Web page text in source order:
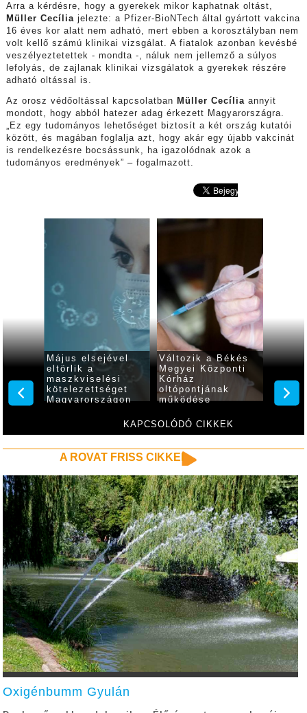
Arra a kérdésre, hogy a gyerekek mikor kaphatnak oltást,
Müller Cecília jelezte: a Pfizer-BioNTech által gyártott vakcina
16 éves kor alatt nem adható, mert ebben a korosztályban nem
volt kellő számú klinikai vizsgálat. A fiatalok azonban kevésbé
veszélyeztetettek - mondta -, náluk nem jellemző a súlyos
lefolyás, de zajlanak klinikai vizsgálatok a gyerekek részére
adható oltással is.
Az orosz védőoltással kapcsolatban Müller Cecíliaannyit
mondott, hogy abból hatezer adag érkezett Magyarországra.
„Ez egy tudományos lehetőséget biztosít a két ország kutatói
között, és magában foglalja azt, hogy akár egy újabb vakcinát
is rendelkezésre bocsássunk, ha igazolódnak azok a
tudományos eredmények” – fogalmazott.
KAPCSOLÓDÓ CIKKEK
a
Május elsejével
eltörlik a
maszkviselési
kötelezettséget
Magyarországon
Változik a Békés
Megyei Központi
Kórház
oltópontjának
működése
6,421
az új
héten
A ROVAT FRISS CIKKEI
Oxigénbumm Gyulán